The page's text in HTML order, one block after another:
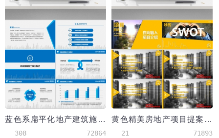
蓝色系扁平化地产建筑施工项目报告PPT模板
308 72864
黄色精美房地产项目提案PPT模板
21 71893